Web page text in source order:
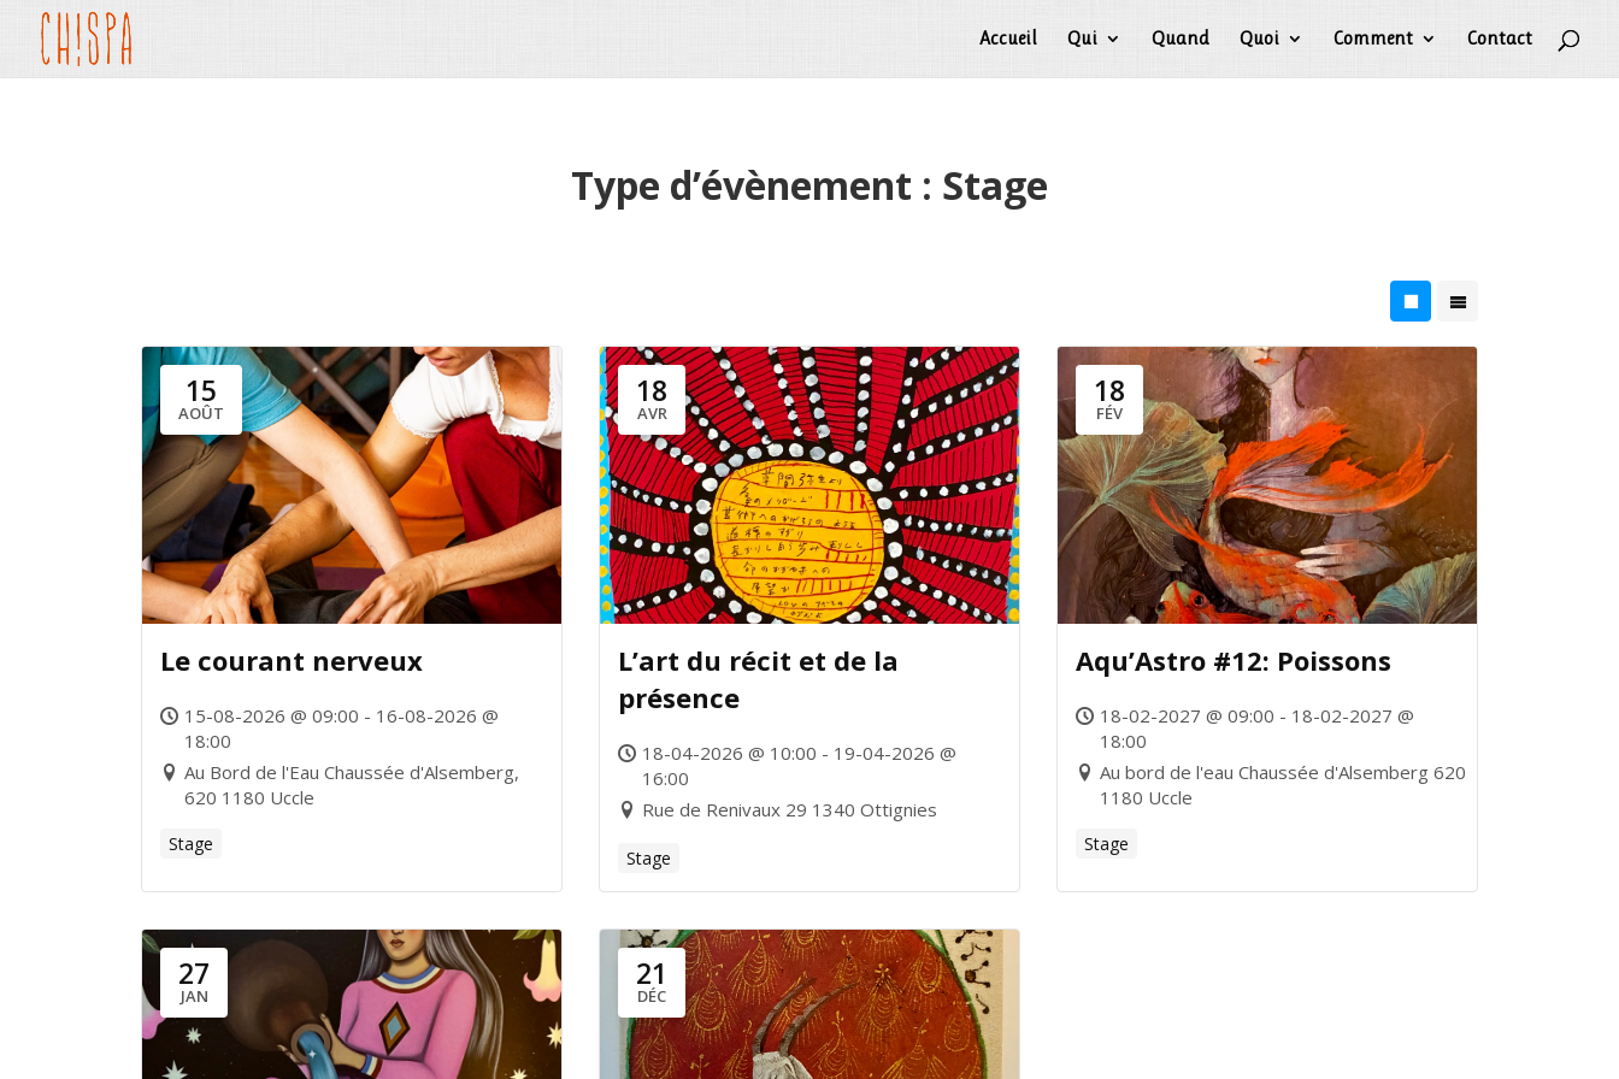
Accueil Qui Quand Quoi Comment Contact
Type d’évènement : Stage
15
AOÛT
Le courant nerveux
15-08-2026 @ 09:00 - 16-08-2026 @
18:00
Au Bord de l'Eau Chaussée d'Alsemberg,
620 1180 Uccle
Stage
18
AVR
L’art du récit et de la
présence
18-04-2026 @ 10:00 - 19-04-2026 @
16:00
Rue de Renivaux 29 1340 Ottignies
Stage
18
FÉV
Aqu’Astro #12: Poissons
18-02-2027 @ 09:00 - 18-02-2027 @
18:00
Au bord de l'eau Chaussée d'Alsemberg 620
1180 Uccle
Stage
27
JAN
21
DÉC